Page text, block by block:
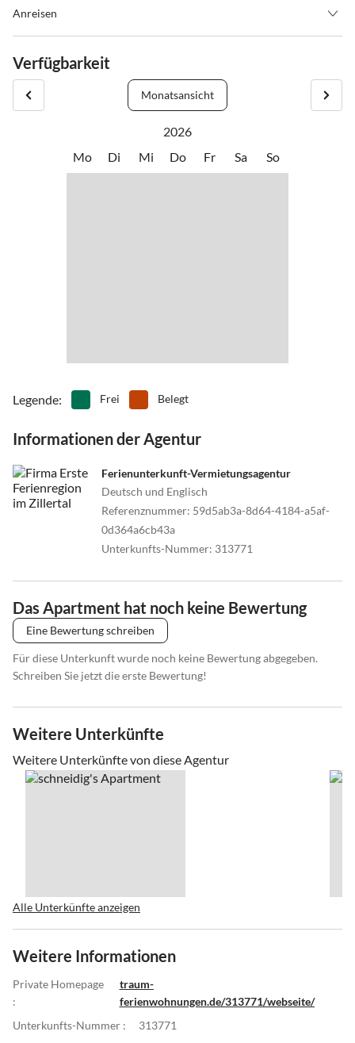
Anreisen
Anreise – Check IN ab 14 Uhr
Abreise – Check OUT bis 10 Uhr
Verfügbarkeit
Monatsansicht
2026
Mo
Di Mi Do Fr Sa So
Legende: Frei Belegt
Informationen der Agentur
Ferienunterkunft-Vermietungsagentur
Deutsch und Englisch
Referenznummer: 59d5ab3a-8d64-4184-a5af-
0d364a6cb43a
Unterkunfts-Nummer: 313771
Das Apartment hat noch keine Bewertung
Eine Bewertung schreiben
Für diese Unterkunft wurde noch keine Bewertung abgegeben.
Schreiben Sie jetzt die erste Bewertung!
Weitere Unterkünfte
Weitere Unterkünfte von diese Agentur
Alle Unterkünfte anzeigen
Weitere Informationen
Private Homepage
:
traum-
ferienwohnungen.de/313771/webseite/
Unterkunfts-Nummer :
313771